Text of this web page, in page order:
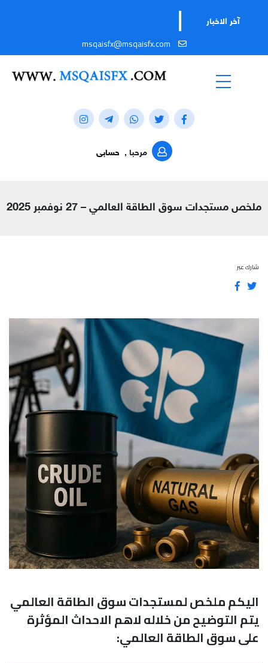
آخر الاخبار
msqaisfx@msqaisfx.com
مرحبا , حسابى
ملخص مستجدات سوق الطاقة العالمي – 27 نوفمبر 2025
شارك عبر
اليكم ملخص لمستجدات سوق الطاقة العالمي
يتم التوضيح من خلاله لاهم الاحداث المؤثرة
على سوق الطاقة العالمي: